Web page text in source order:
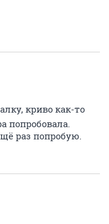
криво как-то
попробовала.
раз попробую.